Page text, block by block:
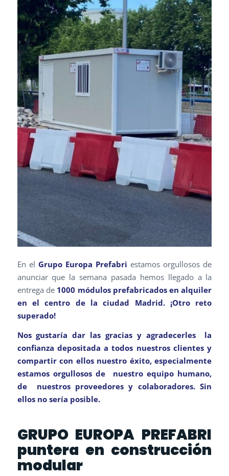
En el Grupo Europa Prefabri estamos orgullosos de
anunciar que la semana pasada hemos llegado a la
entrega de 1000 módulos prefabricados en alquiler
en el centro de la ciudad Madrid. ¡Otro reto
superado!
Nos gustaría dar las gracias y agradecerles la
confianza depositada a todos nuestros clientes y
compartir con ellos nuestro éxito, especialmente
estamos orgullosos de nuestro equipo humano,
de nuestros proveedores y colaboradores. Sin
ellos no sería posible.
GRUPO EUROPA PREFABRI
puntera en construcción
modular